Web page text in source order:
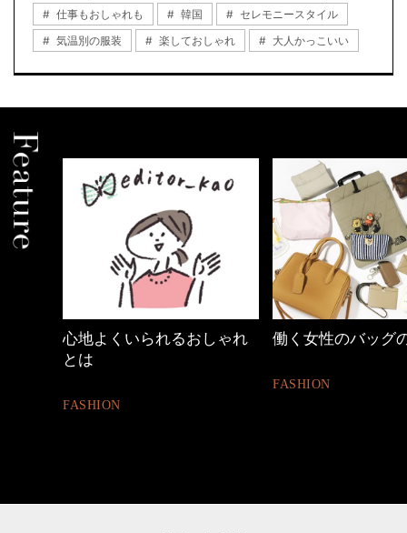
仕事もおしゃれも
韓国
セレモニースタイル
気温別の服装
楽しておしゃれ 大人かっこいい
働く女性のバッグの中身
【ワーママのきれ